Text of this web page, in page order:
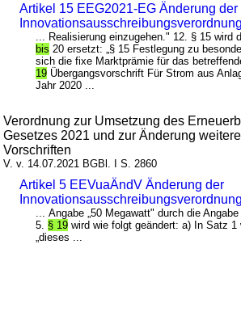
Artikel 15 EEG2021-EG Änderung der
Innovationsausschreibungsverordnung
... Realisierung einzugehen." 12. § 15 wird
bis 20 ersetzt: „§ 15 Festlegung zu
sich die fixe Marktprämie für das
19 Übergangsvorschrift Für Strom aus
Jahr 2020 ...
Verordnung zur Umsetzung des
Gesetzes 2021 und zur Änderung
Vorschriften
V. v. 14.07.2021 BGBl. I S. 2860
Artikel 5 EEVuaÄndV Änderung der
Innovationsausschreibungsverordnung
... Angabe „50 Megawatt" durch die
5. § 19 wird wie folgt geändert: a) In Satz 1
„dieses ...